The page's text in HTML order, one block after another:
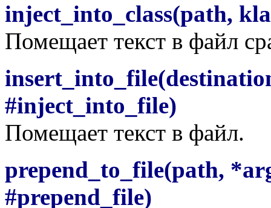
inject_into_class(path,
Помещает текст в файл
#inject_into_file)
Помещает текст в файл.
prepend_to_file(path,
#prepend_file)